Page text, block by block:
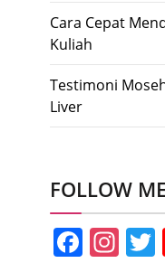
Cara Cepat
Kuliah
Testimoni
Liver
FOLLOW ME